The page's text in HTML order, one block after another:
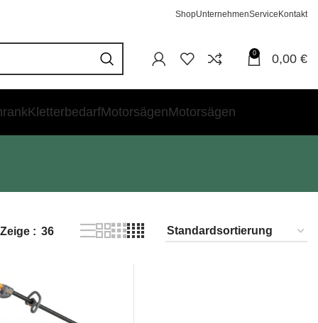
ShopUnternehmenService Kontakt
0 0,00 €
KletterbedarfMotorsägenMotorsägen
Zeige 36